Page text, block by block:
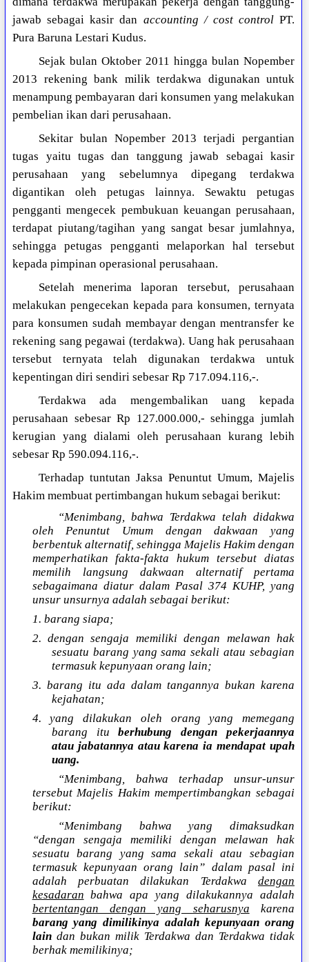
jawab sebagai kasir dan accounting / cost controlPT.
Pura Baruna Lestari Kudus.
Sejak bulan Oktober 2011 hingga bulan Nopember
2013 rekening bank milik terdakwa digunakan untuk
menampung pembayaran dari konsumen yang melakukan
pembelian ikan dari perusahaan.
Sekitar bulan Nopember 2013 terjadi pergantian
tugas yaitu tugas dan tanggung jawab sebagai kasir
perusahaan yang sebelumnya dipegang terdakwa
digantikan oleh petugas lainnya. Sewaktu petugas
pengganti mengecek pembukuan keuangan perusahaan,
terdapat piutang/tagihan yang sangat besar jumlahnya,
sehingga petugas pengganti melaporkan hal tersebut
kepada pimpinan operasional perusahaan.
Setelah menerima laporan tersebut, perusahaan
melakukan pengecekan kepada para konsumen, ternyata
para konsumen sudah membayar dengan mentransfer ke
rekening sang pegawai (terdakwa). Uang hak perusahaan
tersebut ternyata telah digunakan terdakwa untuk
kepentingan diri sendiri sebesar Rp 717.094.116,-.
Terdakwa ada mengembalikan uang kepada
perusahaan sebesar Rp 127.000.000,- sehingga jumlah
kerugian yang dialami oleh perusahaan kurang lebih
sebesar Rp 590.094.116,-.
Terhadap tuntutan Jaksa Penuntut Umum, Majelis
Hakim membuat pertimbangan hukum sebagai berikut:
“Menimbang, bahwa Terdakwa telah didakwa
oleh Penuntut Umum dengan dakwaan yang
berbentuk alternatif, sehingga Majelis Hakim dengan
memperhatikan fakta-fakta hukum tersebut diatas
memilih langsung dakwaan alternatif pertama
sebagaimana diatur dalam Pasal 374 KUHP, yang
unsur unsurnya adalah sebagai berikut:
1. barang siapa;
2. dengan sengaja memiliki dengan melawan hak
sesuatu barang yang sama sekali atau sebagian
termasuk kepunyaan orang lain;
3. barang itu ada dalam tangannya bukan karena
kejahatan;
4. yang dilakukan oleh orang yang memegang
barang ituberhubung dengan pekerjaannya
atau jabatannya atau karena ia mendapat upah
uang.
“Menimbang, bahwa terhadap unsur-unsur
tersebut Majelis Hakim mempertimbangkan sebagai
berikut:
“Menimbang bahwa yang dimaksudkan
“dengan sengaja memiliki dengan melawan hak
sesuatu barang yang sama sekali atau sebagian
termasuk kepunyaan orang lain” dalam pasal ini
adalah perbuatan dilakukan Terdakwa dengan
kesadaran bahwa apa yang dilakukannya adalah
bertentangan dengan yang seharusnya karena
barang yang dimilikinya adalah kepunyaan orang
laindan bukan milik Terdakwa dan Terdakwa tidak
berhak memilikinya;